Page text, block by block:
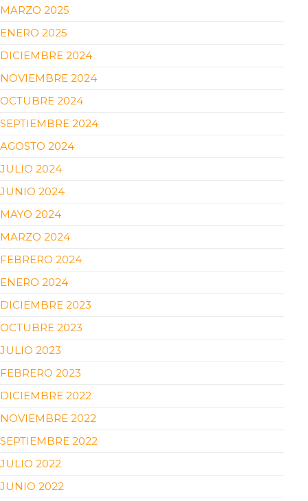
MARZO 2025
ENERO 2025
DICIEMBRE 2024
NOVIEMBRE 2024
OCTUBRE 2024
SEPTIEMBRE 2024
AGOSTO 2024
JULIO 2024
JUNIO 2024
MAYO 2024
MARZO 2024
FEBRERO 2024
ENERO 2024
DICIEMBRE 2023
OCTUBRE 2023
JULIO 2023
FEBRERO 2023
DICIEMBRE 2022
NOVIEMBRE 2022
SEPTIEMBRE 2022
JULIO 2022
JUNIO 2022